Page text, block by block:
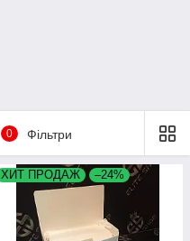
0 Фільтри
ХИТ ПРОДАЖ –24%